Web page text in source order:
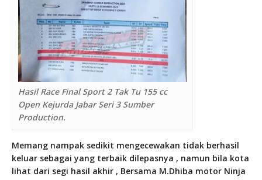
Hasil Race Final Sport 2 Tak Tu 155 cc
Open Kejurda Jabar Seri 3 Sumber
Production.
Memang nampak sedikit mengecewakan tidak berhasil
keluar sebagai yang terbaik dilepasnya , namun bila kota
lihat dari segi hasil akhir , Bersama M.Dhiba motor Ninja